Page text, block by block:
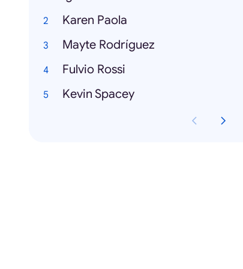
Karen Paola
Mayte Rodríguez
Fulvio Rossi
Kevin Spacey